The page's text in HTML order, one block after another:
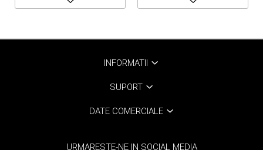
INFORMATII
SUPORT
DATE COMERCIALE
URMARESTE-NE IN SOCIAL MEDIA